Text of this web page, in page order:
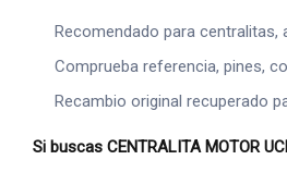
Recomendado para
Comprueba referencia, pines,
Recambio original recuperado
Si buscas CENTRALITA MOTOR